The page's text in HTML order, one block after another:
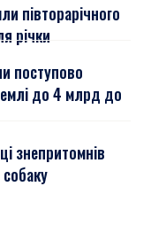
півторарічного
річки
поступово
до 4 млрд до
знепритомнів